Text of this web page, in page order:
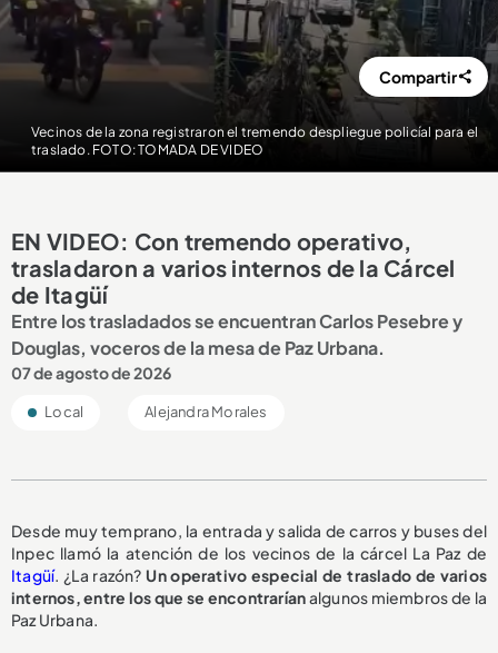
Vecinos de la zona registraron el tremendo despliegue policíal para el
traslado. FOTO: TOMADA DE VIDEO
Compartir
EN VIDEO: Con tremendo operativo,
trasladaron a varios internos de la Cárcel
de Itagüí
Entre los trasladados se encuentran Carlos Pesebre y
Douglas, voceros de la mesa de Paz Urbana.
07 de agosto de 2026
Local Alejandra Morales
Desde muy temprano, la entrada y salida de carros y buses del
Inpec llamó la atención de los vecinos de la cárcel La Paz de
Itagüí. ¿La razón? Un operativo especial de traslado de varios
internos, entre los que se encontraríanalgunos miembros de la
Paz Urbana.